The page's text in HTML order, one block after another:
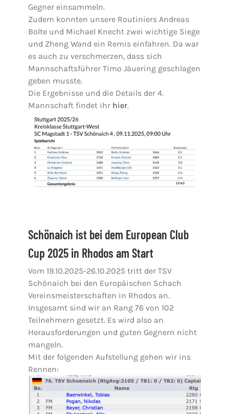
Gegner einsammeln.
Zudem konnten unsere Routiniers Andreas
Bolte und Michael Knecht zwei wichtige Siege
und Zheng Wand ein Remis einfahren. Da war
es auch zu verschmerzen, dass sich
Mannschaftsführer Timo Jäuering geschlagen
geben musste.
Die Ergebnisse und die Details der 4.
Mannschaft findet ihr hier.
Schönaich ist bei dem European Club
Cup 2025 in Rhodos am Start
Vom 19.10.2025-26.10.2025 tritt der TSV
Schönaich bei den Europäischen Schach
Vereinsmeisterschaften in Rhodos an.
Insgesamt sind wir an Rang 76 von 102
Teilnehmern gesetzt. Es wird also an
Herausforderungen und guten Gegnern nicht
mangeln.
Mit der folgenden Aufstellung gehen wir ins
Rennen: